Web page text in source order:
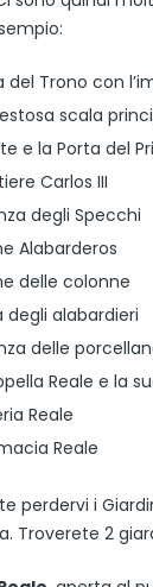
del Trono con
scala
e la Porta del
Carlos III
degli Specchi
Alabarderos
delle colonne
degli alabardieri
delle
Reale e la
Reale
Reale
perdervi i
Troverete 2